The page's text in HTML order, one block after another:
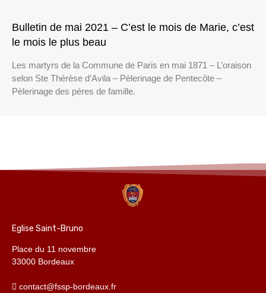
Bulletin de mai 2021 – C’est le mois de Marie, c’est
le mois le plus beau
Les martyrs de la Commune de Paris en mai 1871 – L’oraison
selon Ste Thérèse d’Avila – Pèlerinage de Pentecôte –
Pèlerinage des pères de famille.
Eglise Saint-Bruno
Place du 11 novembre
33000 Bordeaux
contact@fssp-bordeaux.fr